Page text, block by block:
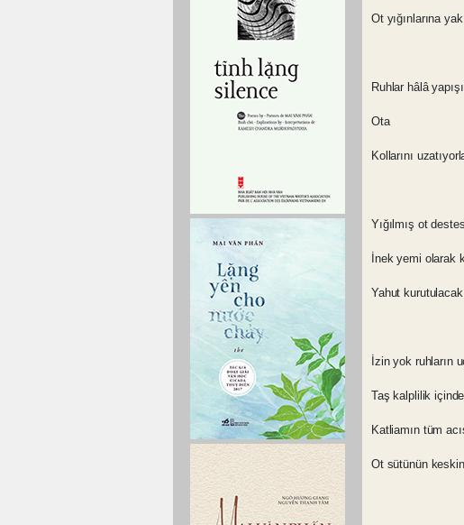
Ot yığınlarına
Ruhlar hâlâ
Ota
Kollarını
Yığılmış ot
İnek yemi olarak
Yahut kurutulacak
İzin yok ruhların
Taş kalplilik
Katliamın tüm
Ot sütünün